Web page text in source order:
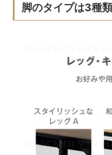
脚のタイプは3種類